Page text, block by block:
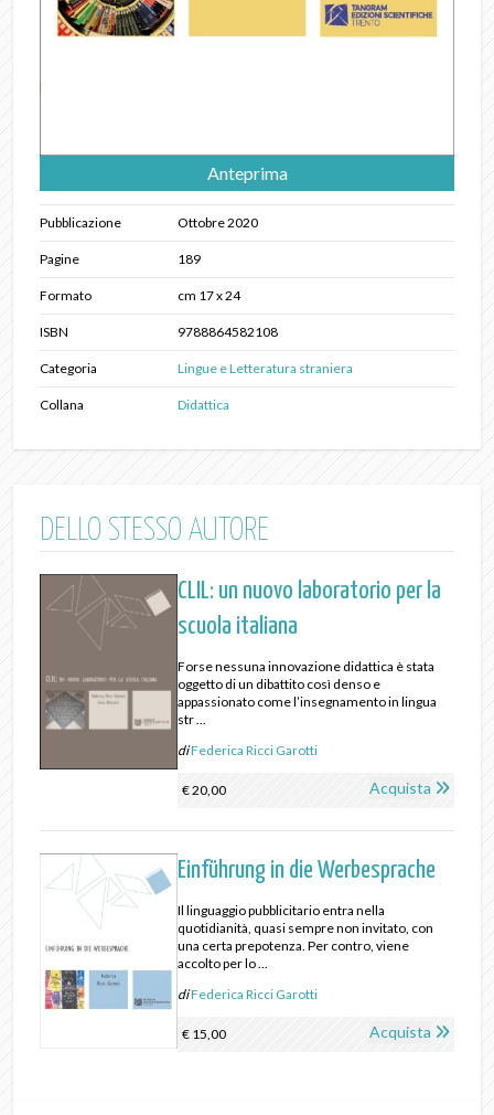
Anteprima
Pubblicazione Ottobre 2020
Pagine 189
Formato cm 17 x 24
ISBN 9788864582108
Categoria Lingue e Letteratura straniera
Collana Didattica
DELLO STESSO AUTORE
CLIL: un nuovo laboratorio per la
scuola italiana
Forse nessuna innovazione didattica è stata
oggetto di un dibattito così denso e
appassionato come l’insegnamento in lingua
str ...
diFederica Ricci Garotti
€ 20,00 Acquista
Einführung in die Werbesprache
Il linguaggio pubblicitario entra nella
quotidianità, quasi sempre non invitato, con
una certa prepotenza. Per contro, viene
accolto per lo ...
diFederica Ricci Garotti
€ 15,00 Acquista